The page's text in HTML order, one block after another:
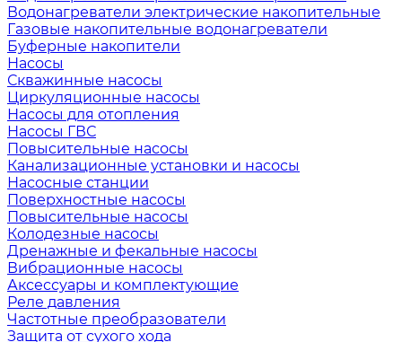
Водонагреватели электрические накопительные
Газовые накопительные водонагреватели
Буферные накопители
Насосы
Скважинные насосы
Циркуляционные насосы
Насосы для отопления
Насосы ГВС
Повысительные насосы
Канализационные установки и насосы
Насосные станции
Поверхностные насосы
Повысительные насосы
Колодезные насосы
Дренажные и фекальные насосы
Вибрационные насосы
Аксессуары и комплектующие
Реле давления
Частотные преобразователи
Защита от сухого хода